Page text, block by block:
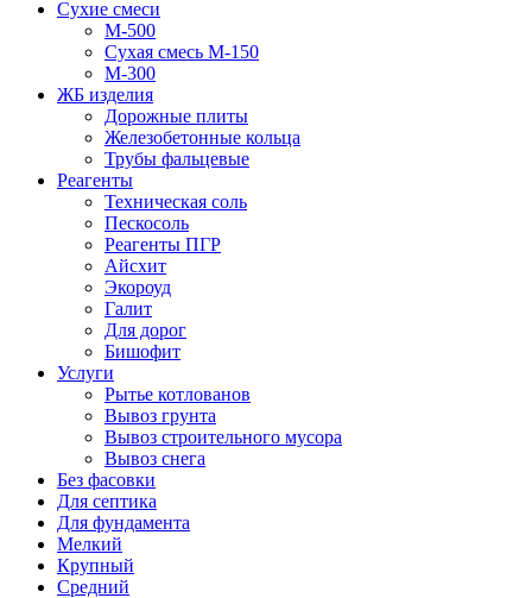
Сухие смеси
М-500
Сухая смесь М-150
М-300
ЖБ изделия
Дорожные плиты
Железобетонные кольца
Трубы фальцевые
Реагенты
Техническая соль
Пескосоль
Реагенты ПГР
Айсхит
Экороуд
Галит
Для дорог
Бишофит
Услуги
Рытье котлованов
Вывоз грунта
Вывоз строительного мусора
Вывоз снега
Без фасовки
Для септика
Для фундамента
Мелкий
Крупный
Средний